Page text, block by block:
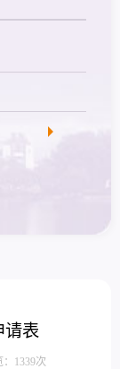
请表
1339次